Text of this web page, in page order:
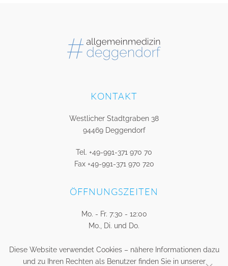
Diese Website verwendet Cookies – nähere Informationen dazu
und zu Ihren Rechten als Benutzer finden Sie in unserer
KONTAKT
Westlicher Stadtgraben 38
94469 Deggendorf
Tel. +49-991-371 970 70
Fax +49-991-371 970 720
ÖFFNUNGSZEITEN
Mo. - Fr. 7:30 - 12:00
Mo., Di. und Do.